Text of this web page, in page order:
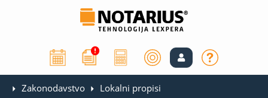
Zakonodavstvo Lokalni propisi